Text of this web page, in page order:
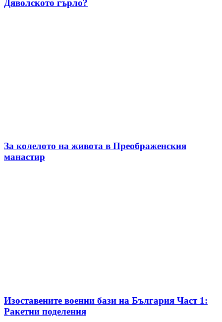
Дяволското гърло?
За колелото на живота в Преображенския
манастир
Изоставените военни бази на България Част 1:
Ракетни поделения